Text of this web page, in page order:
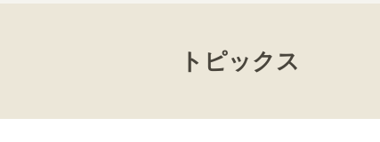
トピックス